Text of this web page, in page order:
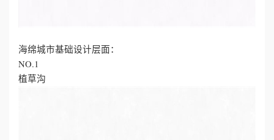
海绵城市基础设计层面：
NO.1
植草沟